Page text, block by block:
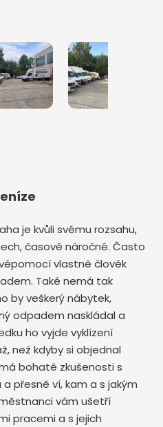
je kvůli svému rozsahu,
časově náročné. Často
vlastně člověk
Také nemá tak
by veškerý nábytek,
odpadem naskládal a
ho vyjde vyklízení
než kdyby si objednal
bohaté zkušenosti s
přesně ví, kam a s jakým
vám ušetří
pracemi a s jejich